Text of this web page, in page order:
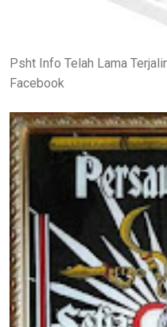
Psht Info Telah Lama
Facebook